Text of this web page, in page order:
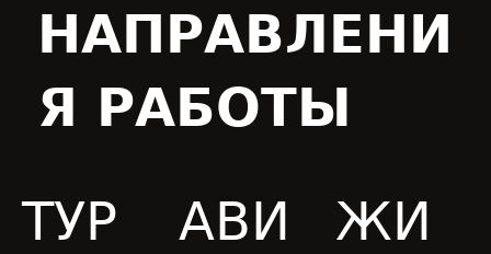
НАПРАВЛЕНИ
Я РАБОТЫ
ТУР
АВИ
ЖИ